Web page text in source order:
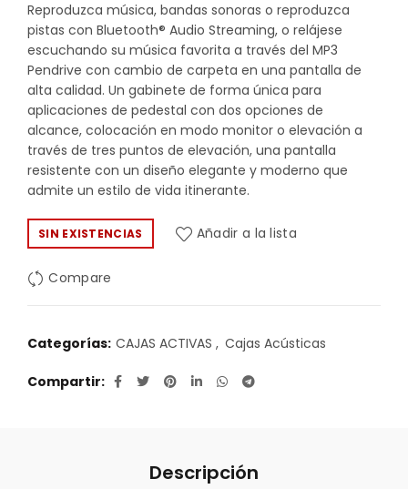
Reproduzca música, bandas sonoras o reproduzca
pistas con Bluetooth® Audio Streaming, o relájese
escuchando su música favorita a través del MP3
Pendrive con cambio de carpeta en una pantalla de
alta calidad. Un gabinete de forma única para
aplicaciones de pedestal con dos opciones de
alcance, colocación en modo monitor o elevación a
través de tres puntos de elevación, una pantalla
resistente con un diseño elegante y moderno que
admite un estilo de vida itinerante.
SIN EXISTENCIAS Añadir a la lista
Compare
Categorías: CAJAS ACTIVAS , Cajas Acústicas
Compartir
Descripción